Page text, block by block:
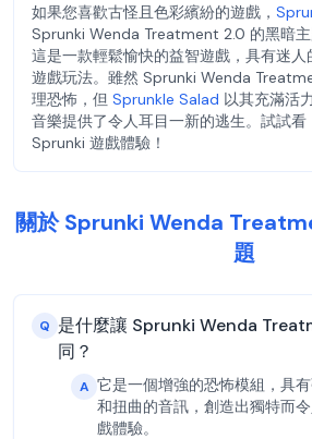
如果您喜歡古怪且色彩繽紛的遊戲，
Sprunki Wenda Treatment 2.0 的黑暗主
這是一款輕鬆愉快的益智遊戲，具有迷
遊戲玩法。雖然 Sprunki Wenda
理恐怖，但 Sprunkle Salad 以其充滿活
音樂提供了令人耳目一新的逃生。試試看
Sprunki 遊戲體驗！
關於 Sprunki Wenda
題
Q 是什麼讓 Sprunki Wenda
同？
A 它是一個增強的恐怖模組，具
和扭曲的音訊，創造出獨特而
戲體驗。